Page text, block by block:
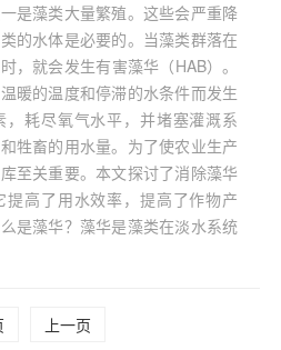
是藻类大量繁殖。这些会严重降
的水体是必要的。当藻类群落在
，就会发生有害藻华（HAB）。
暖的温度和停滞的水条件而发生
耗尽氧气水平，并堵塞灌溉系
牲畜的用水量。为了使农业生产
至关重要。本文探讨了消除藻华
高了用水效率，提高了作物产
是藻华？藻华是藻类在淡水系统
上一页